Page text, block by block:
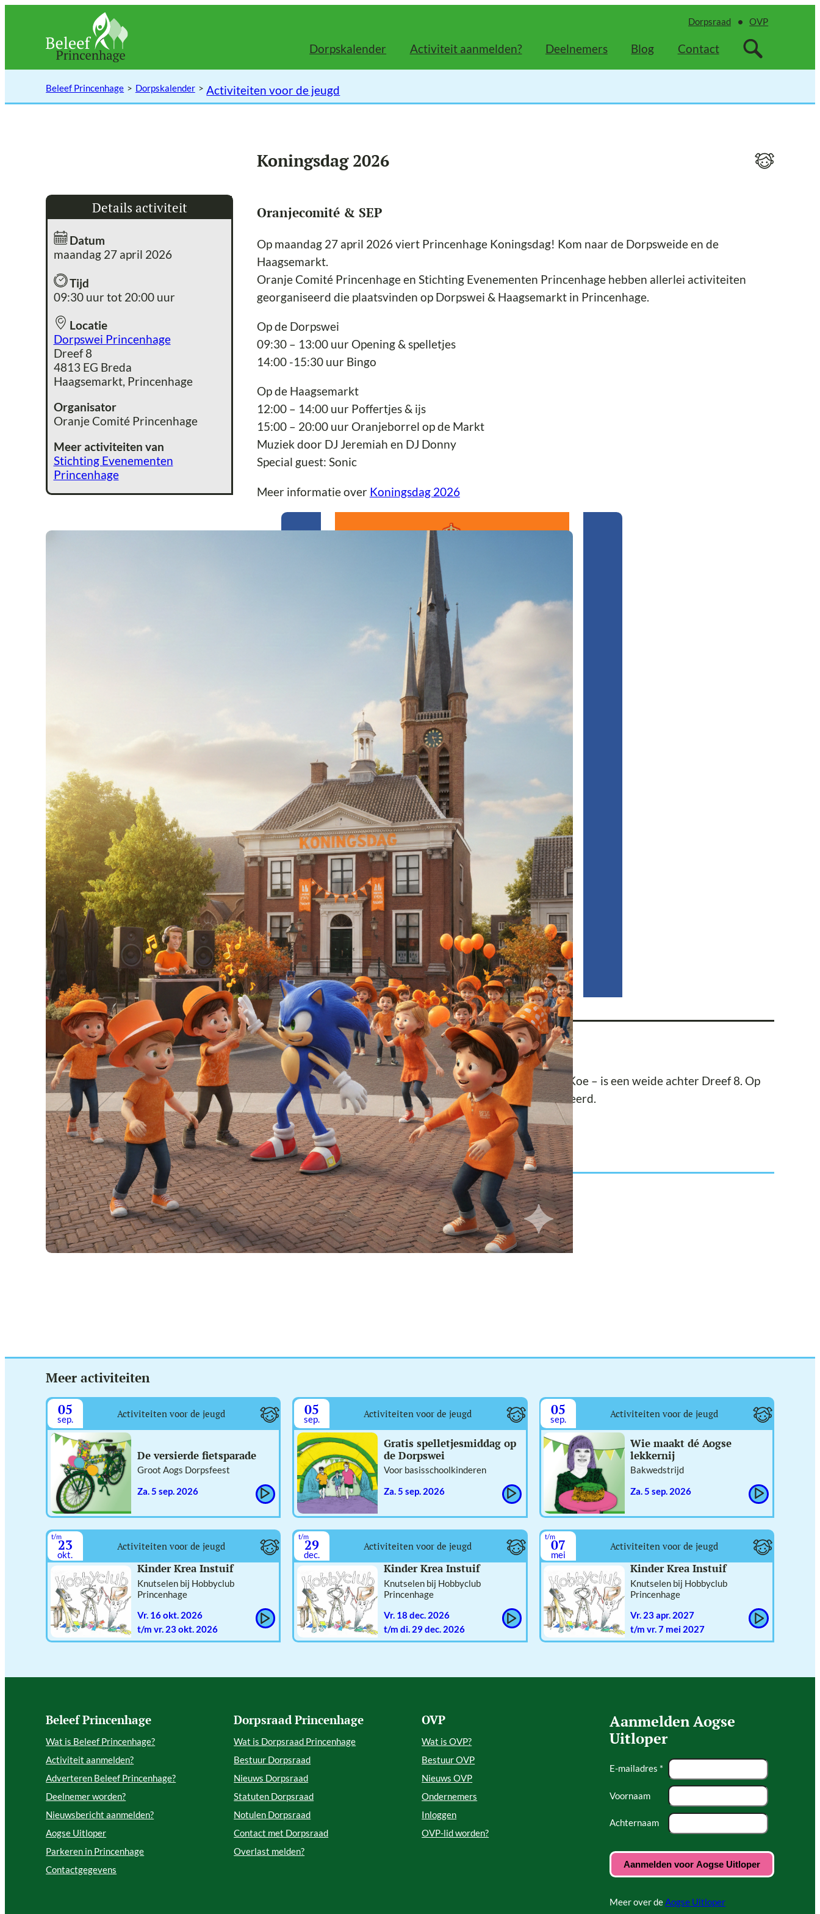
inhoud
Dorpsraad OVP
Dorpskalender Activiteit aanmelden? Deelnemers Blog Contact
Beleef Princenhage Dorpskalender Activiteiten voor de jeugd
Koningsdag 2026
Details activiteit
Datum
maandag 27 april 2026
Tijd
09:30 uur tot 20:00 uur
Locatie
Dorpswei Princenhage
Dreef 8
4813 EG Breda
Haagsemarkt, Princenhage
Organisator
Oranje Comité Princenhage
Meer activiteiten van
Stichting Evenementen
Princenhage
Oranjecomité & SEP
Op maandag 27 april 2026 viert Princenhage Koningsdag! Kom naar de Dorpsweide en de
Haagsemarkt.
Oranje Comité Princenhage en Stichting Evenementen Princenhage hebben allerlei activiteiten
georganiseerd die plaatsvinden op Dorpswei & Haagsemarkt in Princenhage.
Op de Dorpswei
09:30 – 13:00 uur Opening & spelletjes
14:00 -15:30 uur Bingo
Op de Haagsemarkt
12:00 – 14:00 uur Poffertjes & ijs
15:00 – 20:00 uur Oranjeborrel op de Markt
Muziek door DJ Jeremiah en DJ Donny
Special guest: Sonic
Meer informatie over Koningsdag 2026
Over de locatie Dorpswei Princenhage
De Dorspwei – onderdeel van Sociaal Cultureel Centrum De Koe – is een weide achter Dreef 8. Op
de Dorpswei worden regelmatig buitenactiviteiten georganiseerd.
Meer informatie overDorpswei Princenhage
Koningsdag
Meer activiteiten
05
sep. Activiteiten voor de jeugd
De versierde fietsparade
Groot Aogs Dorpsfeest
za. 5 sep. 2026
05
sep. Activiteiten voor de jeugd
Gratis spelletjesmiddag op
de Dorpswei
Voor basisschoolkinderen
za. 5 sep. 2026
05
sep. Activiteiten voor de jeugd
Wie maakt dé Aogse
lekkernij
Bakwedstrijd
za. 5 sep. 2026
t/m23
okt.
Activiteiten voor de jeugd
Kinder Krea Instuif
Knutselen bij Hobbyclub
Princenhage
vr. 16 okt. 2026
t/m vr. 23 okt. 2026
t/m29
dec.
Activiteiten voor de jeugd
Kinder Krea Instuif
Knutselen bij Hobbyclub
Princenhage
vr. 18 dec. 2026
t/m di. 29 dec. 2026
t/m07
mei
Activiteiten voor de jeugd
Kinder Krea Instuif
Knutselen bij Hobbyclub
Princenhage
vr. 23 apr. 2027
t/m vr. 7 mei 2027
Beleef Princenhage
Wat is Beleef Princenhage?
Activiteit aanmelden?
Adverteren Beleef Princenhage?
Deelnemer worden?
Nieuwsbericht aanmelden?
Aogse Uitloper
Parkeren in Princenhage
Contactgegevens
Dorpsraad Princenhage
Wat is Dorpsraad Princenhage
Bestuur Dorpsraad
Nieuws Dorpsraad
Statuten Dorpsraad
Notulen Dorpsraad
Contact met Dorpsraad
Overlast melden?
OVP
Wat is OVP?
Bestuur OVP
Nieuws OVP
Ondernemers
Inloggen
OVP-lid worden?
Aanmelden Aogse
Uitloper
E-mailadres *
Voornaam
Achternaam
Meer over deAogse Uitloper